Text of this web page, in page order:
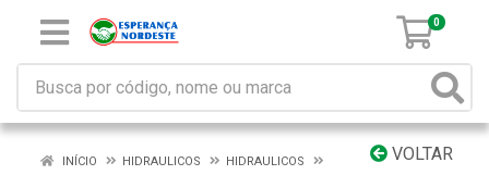
0
VOLTAR
INÍCIO HIDRAULICOS
HIDRAULICOS